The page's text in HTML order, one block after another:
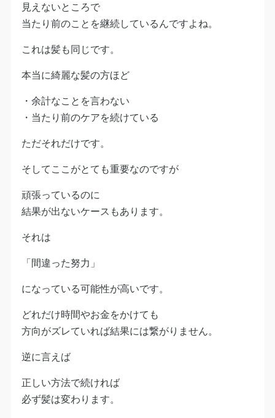
見えないところで
当たり前のことを継続しているんですよね。
これは髪も同じです。
本当に綺麗な髪の方ほど
・余計なことを言わない
・当たり前のケアを続けている
ただそれだけです。
そしてここがとても重要なのですが
頑張っているのに
結果が出ないケースもあります。
それは
「間違った努力」
になっている可能性が高いです。
どれだけ時間やお金をかけても
方向がズレていれば結果には繋がりません。
逆に言えば
正しい方法で続ければ
必ず髪は変わります。